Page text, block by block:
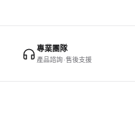
專業團隊
產品諮詢 · 售後支援